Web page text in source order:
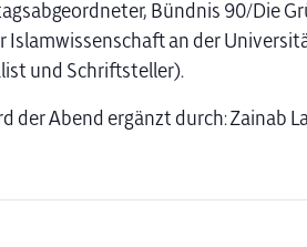
Bündnis 90/Die
Islamwissenschaft an der
und Schriftsteller).
der Abend ergänzt durch: Zainab